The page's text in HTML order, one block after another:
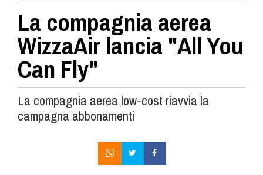
La compagnia aerea
WizzaAir lancia "All You
Can Fly"
La compagnia aerea low-cost riavvia la
campagna abbonamenti